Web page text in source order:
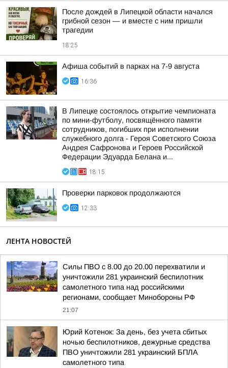
После дождей в Липецкой области начался
грибной сезон — и вместе с ним пришли
трагедии
18:25
Афиша событий в парках на 7-9 августа
16:36
В Липецке состоялось открытие чемпионата
по мини-футболу, посвящённого памяти
сотрудников, погибших при исполнении
служебного долга - Героя Советского Союза
Андрея Сафронова и Героев Российской
Федерации Эдуарда Белана и...
18:15
Проверки парковок продолжаются
12:33
ЛЕНТА НОВОСТЕЙ
Силы ПВО с 8.00 до 20.00 перехватили и
уничтожили 281 украинский беспилотник
самолетного типа над российскими
регионами, сообщает Минобороны РФ
21:07
Юрий Котенок: За день, без учета сбитых
ночью беспилотников, дежурные средства
ПВО уничтожили 281 украинский БПЛА
самолетного типа